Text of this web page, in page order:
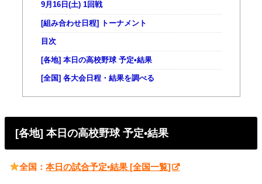
9月16日(土) 1回戦
[組み合わせ日程] トーナメント
目次
[各地] 本日の高校野球 予定•結果
[全国] 各大会日程・結果を調べる
[各地] 本日の高校野球 予定•結果
全国：本日の試合予定•結果 [全国一覧]